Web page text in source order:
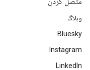
وبلاگ
Bluesky
Instagram
LinkedIn